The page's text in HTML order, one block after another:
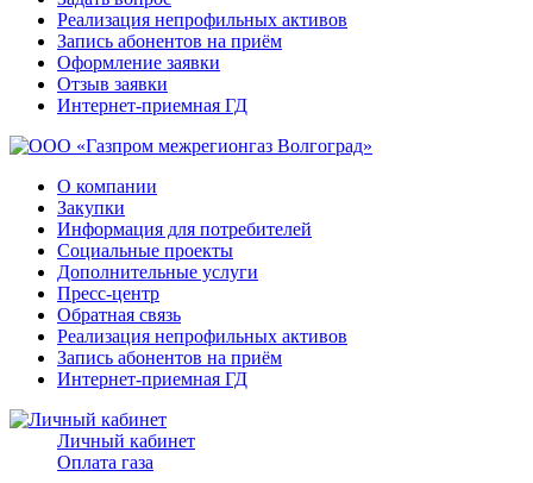
Реализация непрофильных активов
Запись абонентов на приём
Оформление заявки
Отзыв заявки
Интернет-приемная ГД
О компании
Закупки
Информация для потребителей
Социальные проекты
Дополнительные услуги
Пресс-центр
Обратная связь
Реализация непрофильных активов
Запись абонентов на приём
Интернет-приемная ГД
Личный кабинет
Оплата газа